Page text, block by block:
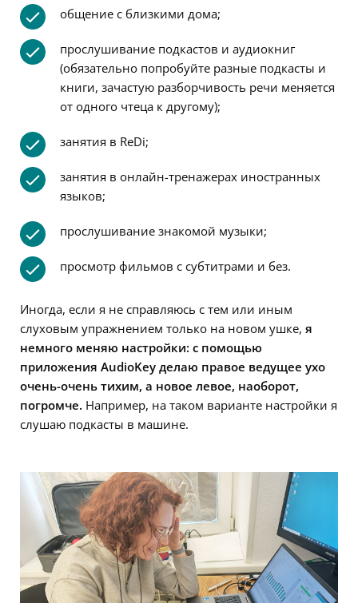
общение с близкими дома;
прослушивание подкастов и аудиокниг
(обязательно попробуйте разные подкасты и
книги, зачастую разборчивость речи меняется
от одного чтеца к другому);
занятия в ReDi;
занятия в онлайн-тренажерах иностранных
языков;
прослушивание знакомой музыки;
просмотр фильмов с субтитрами и без.
Иногда, если я не справляюсь с тем или иным
слуховым упражнением только на новом ушке, я
немного меняю настройки: с помощью
приложения AudioKey делаю правое ведущее ухо
очень-очень тихим, а новое левое, наоборот,
погромче. Например, на таком варианте настройки я
слушаю подкасты в машине.